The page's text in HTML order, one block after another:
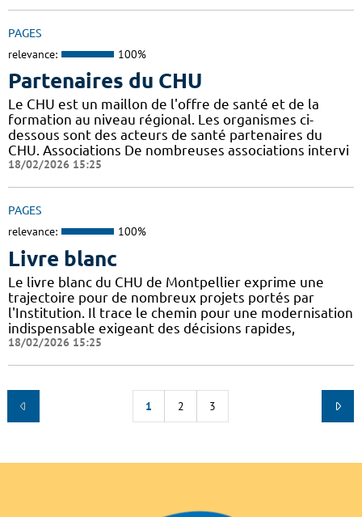
PAGES
relevance: 100%
Partenaires du CHU
Le CHU est un maillon de l'offre de santé et de la
formation au niveau régional. Les organismes ci-
dessous sont des acteurs de santé partenaires du
CHU. Associations De nombreuses associations intervi
18/02/2026 15:25
PAGES
relevance: 100%
Livre blanc
Le livre blanc du CHU de Montpellier exprime une
trajectoire pour de nombreux projets portés par
l'Institution. Il trace le chemin pour une modernisation
indispensable exigeant des décisions rapides,
18/02/2026 15:25
1 2 3